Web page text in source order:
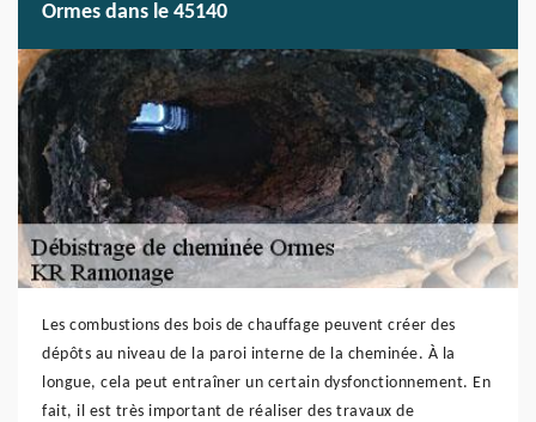
Ormes dans le 45140
Les combustions des bois de chauffage peuvent créer des
dépôts au niveau de la paroi interne de la cheminée. À la
longue, cela peut entraîner un certain dysfonctionnement. En
fait, il est très important de réaliser des travaux de